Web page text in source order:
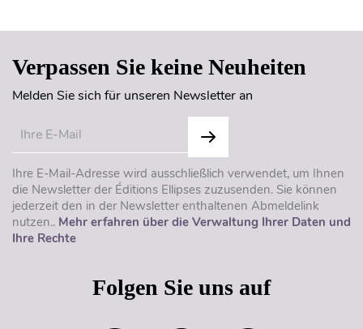
Verpassen Sie keine Neuheiten
Melden Sie sich für unseren Newsletter an
Ihre E-Mail-Adresse wird ausschließlich verwendet, um Ihnen
die Newsletter der Éditions Ellipses zuzusenden. Sie können
jederzeit den in der Newsletter enthaltenen Abmeldelink
nutzen.. Mehr erfahren über die Verwaltung Ihrer Daten und
Ihre Rechte
Folgen Sie uns auf